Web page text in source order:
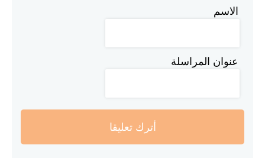
الاسم
عنوان المراسلة
أترك تعليقا